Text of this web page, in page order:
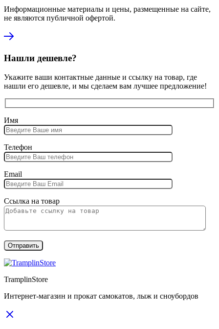
Информационные материалы и цены, размещенные на сайте,
не являются публичной офертой.
Нашли дешевле?
Укажите ваши контактные данные и ссылку на товар, где
нашли его дешевле, и мы сделаем вам лучшее предложение!
Имя
Телефон
Email
Ссылка на товар
TramplinStore
Интернет-магазин и прокат самокатов, лыж и сноубордов